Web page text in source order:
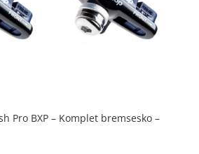
Pro BXP – Komplet bremsesko –